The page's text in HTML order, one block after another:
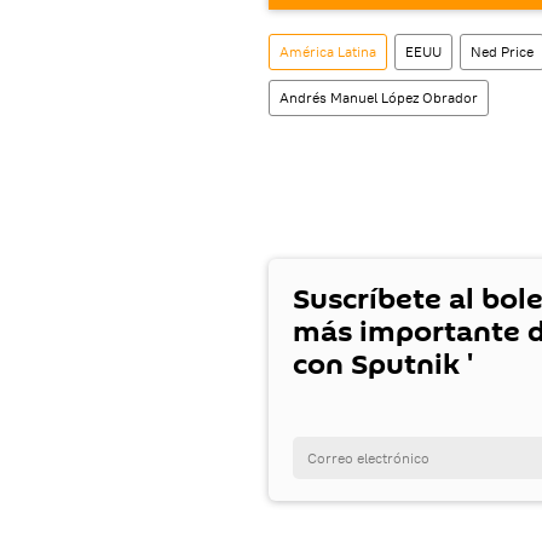
También tenemos una
América Latina EEUU Ned Price
Andrés Manuel López Obrador
Suscríbete al
más importante
con Sputnik '